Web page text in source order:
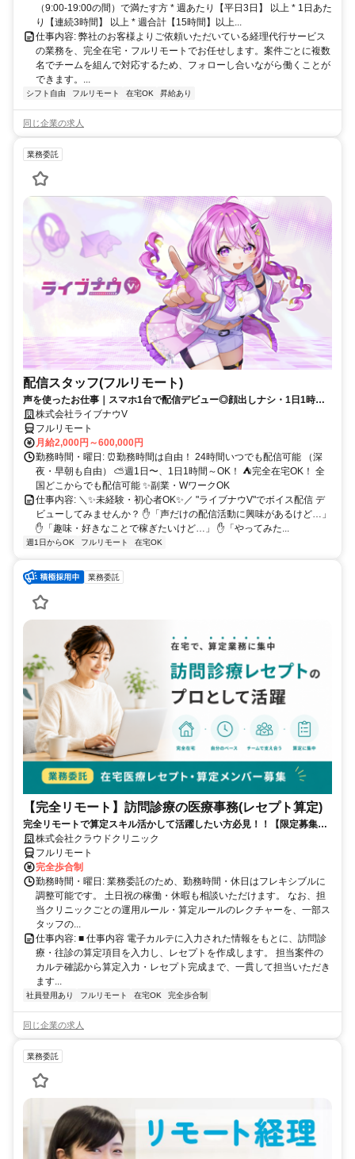
（9:00-19:00の間）で満たす方 * 週あたり【平日3日】 以上 * 1日あた
り【連続3時間】 以上 * 週合計【15時間】以上...
仕事内容: 弊社のお客様よりご依頼いただいている経理代行サービス
の業務を、完全在宅・フルリモートでお任せします。案件ごとに複数
名でチームを組んで対応するため、フォローし合いながら働くことが
できます。...
シフト自由 フルリモート 在宅OK 昇給あり
同じ企業の求人
業務委託
配信スタッフ(フルリモート)
声を使ったお仕事｜スマホ1台で配信デビュー◎顔出しナシ・1日1時間
～OK♪
株式会社ライブナウV
フルリモート
月給2,000円～600,000円
勤務時間・曜日: ⏰勤務時間は自由！ 24時間いつでも配信可能 （深
夜・早朝も自由） ⛅週1日〜、1日1時間～OK！ ⛺完全在宅OK！ 全
国どこからでも配信可能 ✨副業・WワークOK
仕事内容: ＼✨未経験・初心者OK✨／ "ライブナウV"でボイス配信 デ
ビューしてみませんか？ ✋「声だけの配信活動に興味があるけど…」
✋「趣味・好きなことで稼ぎたいけど…」 ✋「やってみた...
週1日からOK フルリモート 在宅OK
業務委託
【完全リモート】訪問診療の医療事務(レセプト算定)
完全リモートで算定スキル活かして活躍したい方必見！！【限定募集】
完全リモート｜在宅医療レセプト算定（成果報酬型／業務委託）
株式会社クラウドクリニック
フルリモート
完全歩合制
勤務時間・曜日: 業務委託のため、勤務時間・休日はフレキシブルに
調整可能です。 土日祝の稼働・休暇も相談いただけます。 なお、担
当クリニックごとの運用ルール・算定ルールのレクチャーを、一部ス
タッフの...
仕事内容: ■ 仕事内容 電子カルテに入力された情報をもとに、訪問診
療・往診の算定項目を入力し、レセプトを作成します。 担当案件の
カルテ確認から算定入力・レセプト完成まで、一貫して担当いただき
ます...
社員登用あり フルリモート 在宅OK 完全歩合制
同じ企業の求人
業務委託